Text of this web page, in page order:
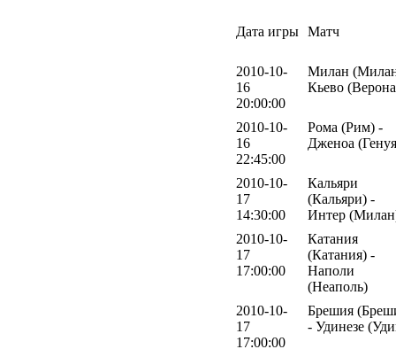
Дата игры Матч
2010-10-
16
20:00:00
Милан
Кьево
2010-10-
16
22:45:00
Рома (Рим) -
Дженоа
2010-10-
17
14:30:00
Кальяри
(Кальяри) -
Интер
2010-10-
17
17:00:00
Катания
(Катания) -
Наполи
(Неаполь)
2010-10-
17
17:00:00
Брешия
- Удинезе